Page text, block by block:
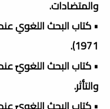
والمتضادات.
• كتاب البحث اللغوي
1971).
• كتاب البحث اللغويّ
والتأثر.